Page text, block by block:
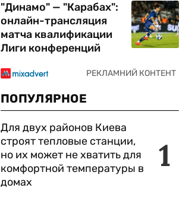
"Динамо" — "Карабах":
онлайн-трансляция
матча квалификации
Лиги конференций
ПОПУЛЯРНОЕ
1
Для двух районов Киева
строят тепловые станции,
но их может не хватить для
комфортной температуры в
домах